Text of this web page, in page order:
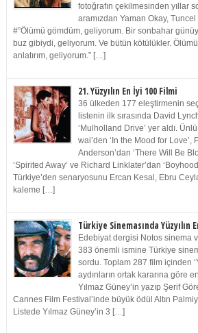
fotoğrafın çekilmesinden yıllar
aramızdan Yaman Okay,
#”Ölümü gömdüm, geliyorum. Bir sonbahar
buz gibiydi, geliyorum. Ve bütün kötülükler.
anlatırım, geliyorum.” […]
21. Yüzyılın En İyi 100 Filmi
36 ülkeden 177 eleştirmenin
listenin ilk sırasında David
‘Mulholland Drive’ yer aldı.
wai’den ‘In the Mood for Love’,
Anderson’dan ‘There Will Be
‘Spirited Away’ ve Richard Linklater’dan
Türkiye’den senaryosunu Ercan Kesal, Ebru
kaleme […]
Türkiye Sinemasında Yüzyılın
Edebiyat dergisi Notos sinema
383 önemli ismine Türkiye
sordu. Toplam 287 film içinden
aydınların ortak kararına göre
Yılmaz Güney’in yazıp Şerif
Cannes Film Festival’inde büyük ödül Altın
Listede Yılmaz Güney’in 3 […]